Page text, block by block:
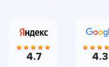
4.7 4.3